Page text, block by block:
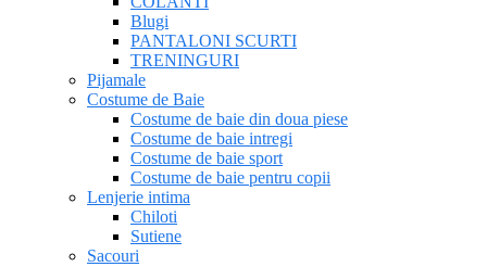
Blugi
PANTALONI SCURTI
TRENINGURI
Pijamale
Costume de Baie
Costume de baie din doua piese
Costume de baie intregi
Costume de baie sport
Costume de baie pentru copii
Lenjerie intima
Chiloti
Sutiene
Sacouri